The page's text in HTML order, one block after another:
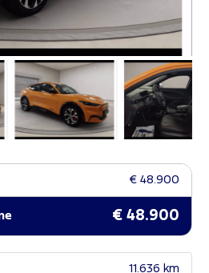
€ 48.900
€ 48.900
11.636 km